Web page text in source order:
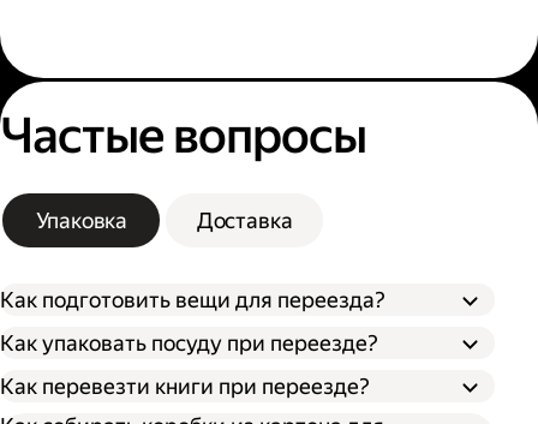
Частые вопросы
Упаковка Доставка
Как подготовить вещи для переезда?
Сначала упакуйте предметы интерьера,
обувь и одежду, которые не понадобятся в
Как упаковать посуду при переезде?
Застелите дно коробки поролоном,
синтепоном или другим мягким
Как перевезти книги при переезде?